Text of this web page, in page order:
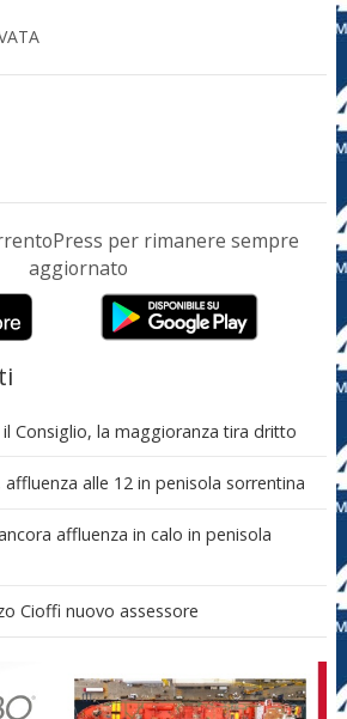
per rimanere sempre
aggiornato
il Consiglio, la maggioranza tira dritto
alle 12 in penisola sorrentina
affluenza in calo in penisola
Cioffi nuovo assessore